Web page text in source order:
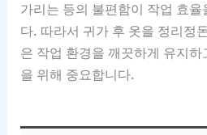
가리는 등의 불편함이 작업 효
다. 따라서 귀가 후 옷을 정리정
은 작업 환경을 깨끗하게 유지
을 위해 중요합니다.